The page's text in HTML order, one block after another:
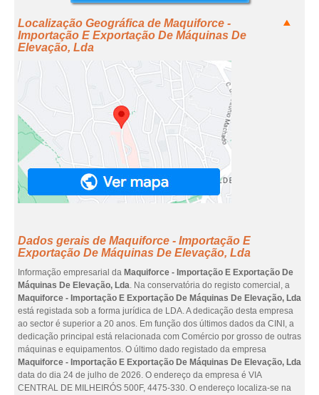
Localização Geográfica de Maquiforce -
Importação E Exportação De Máquinas De
Elevação, Lda
Dados gerais de Maquiforce - Importação E
Exportação De Máquinas De Elevação, Lda
Informação empresarial da Maquiforce - Importação E Exportação De
Máquinas De Elevação, Lda. Na conservatória do registo comercial, a
Maquiforce - Importação E Exportação De Máquinas De Elevação, Lda
está registada sob a forma jurídica de LDA. A dedicação desta empresa
ao sector é superior a 20 anos. Em função dos últimos dados da CINI, a
dedicação principal está relacionada com Comércio por grosso de outras
máquinas e equipamentos. O último dado registado da empresa
Maquiforce - Importação E Exportação De Máquinas De Elevação, Lda
data do dia 24 de julho de 2026. O endereço da empresa é VIA
CENTRAL DE MILHEIRÓS 500F, 4475-330. O endereço localiza-se na